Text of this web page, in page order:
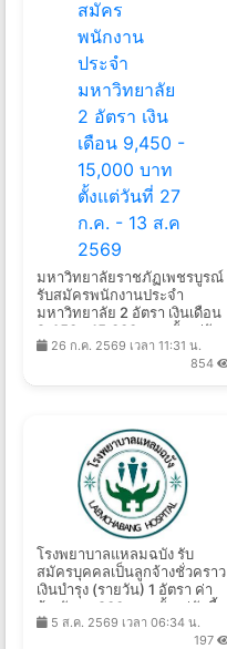
มหาวิทยาลัยราชภัฏเพชรบูรณ์
รับสมัครพนักงานประจำ
มหาวิทยาลัย 2 อัตรา เงินเดือน
9,450 - 15,000 บาท ตั้งแต่วัน
ที่ 27 ก.ค. - 13 ส.ค 2569
26 ก.ค. 2569 เวลา 11:31 น.
854
โรงพยาบาลแหลมฉบัง รับ
สมัครบุคคลเป็นลูกจ้างชั่วคราว
เงินบำรุง (รายวัน) 1 อัตรา ค่า
จ้างวันละ 900 บาท ตั้งแต่บัดนี้ -
17 ส.ค. 2569
5 ส.ค. 2569 เวลา 06:34 น.
197